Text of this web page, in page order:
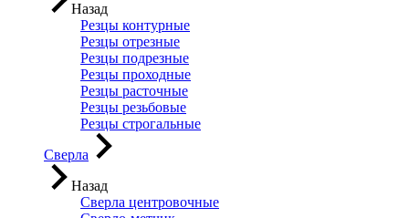
Назад
Резцы контурные
Резцы отрезные
Резцы подрезные
Резцы проходные
Резцы расточные
Резцы резьбовые
Резцы строгальные
Сверла
Назад
Сверла центровочные